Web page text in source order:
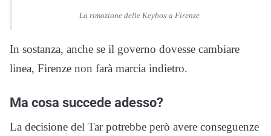
La rimozione delle Keybox a Firenze
In sostanza, anche se il governo dovesse cambiare
linea, Firenze non farà marcia indietro.
Ma cosa succede adesso?
La decisione del Tar potrebbe però avere conseguenze